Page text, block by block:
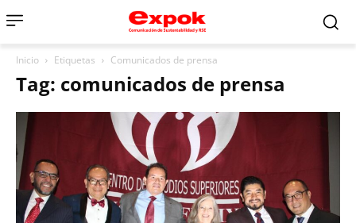
Inicio Etiquetas Comunicados de prensa
Tag: comunicados de prensa